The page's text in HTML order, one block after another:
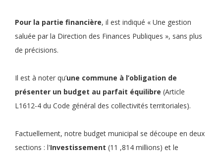
Pour la partie financière, il est indiqué « Une gestion
saluée par la Direction des Finances Publiques », sans plus
de précisions.
Il est à noter qu’une commune à l’obligation de
présenter un budget au parfait équilibre (Article
L1612-4 du Code général des collectivités territoriales).
Factuellement, notre budget municipal se découpe en deux
sections : l'Investissement (11 ,814 millions) et le